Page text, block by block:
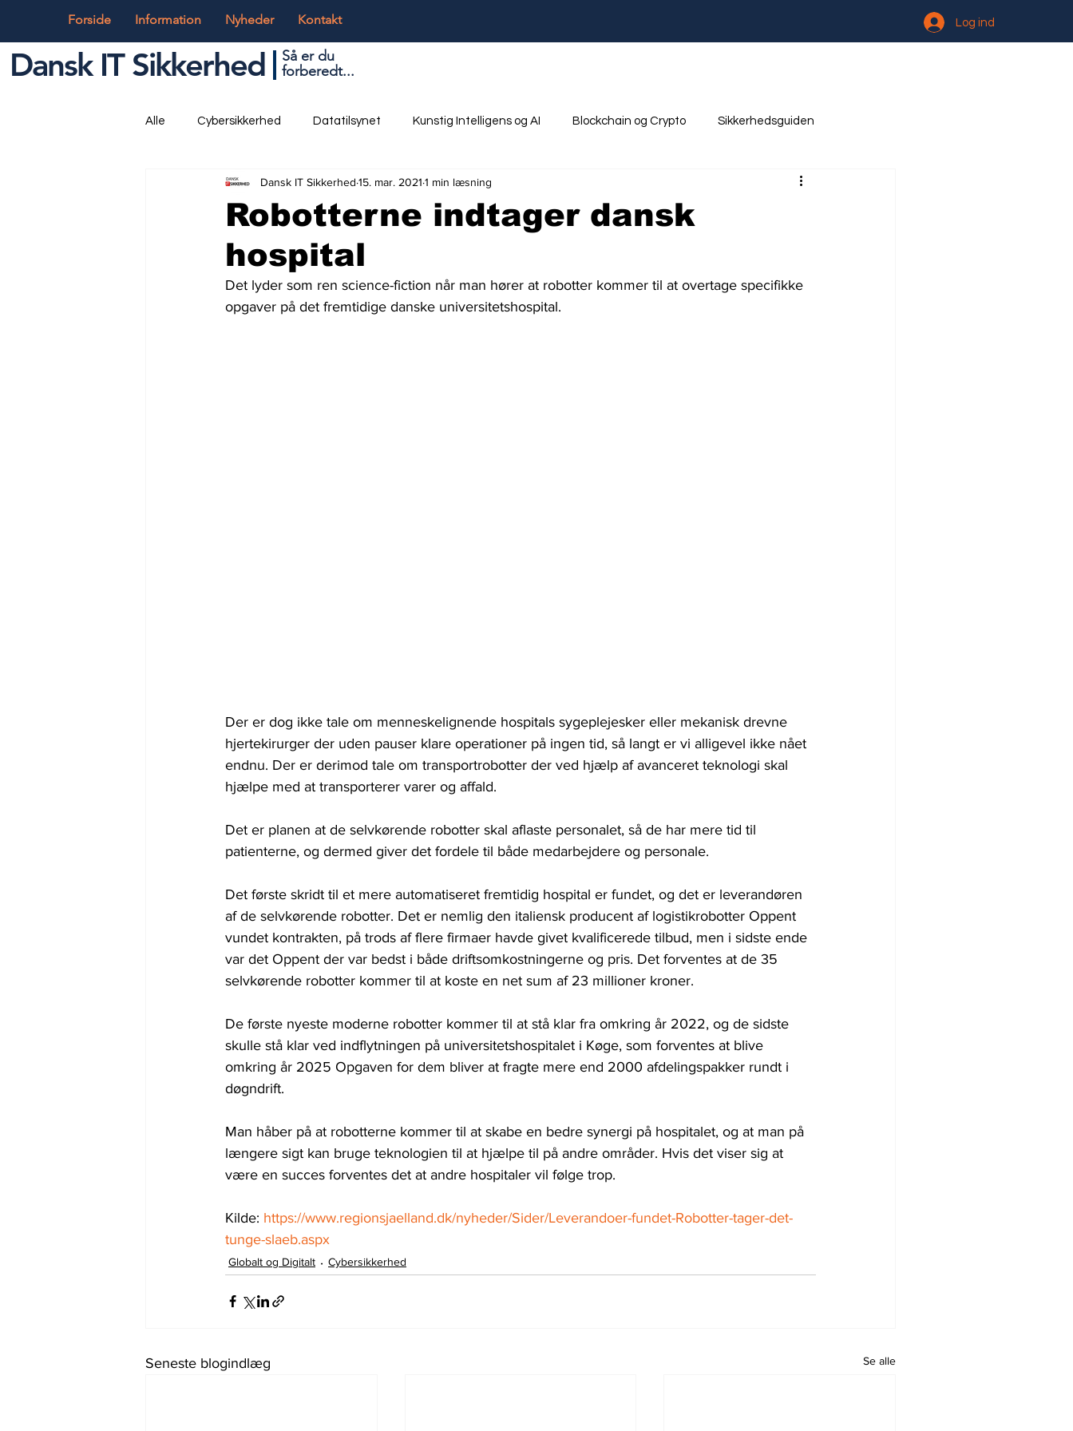
Forside Information Nyheder Kontakt Log ind
Dansk IT Sikkerhed
Så er du
forberedt...
Alle Cybersikkerhed Datatilsynet Kunstig Intelligens og AI Blockchain og Crypto Sikkerhedsguiden
Globalt og Digitalt IT og Teknik Ungdom og Uddannelse
Robotterne indtager dansk
hospital
Dansk IT Sikkerhed 15. mar. 2021 1 min læsning
Det lyder som ren science-fiction når man hører at robotter kommer til at overtage specifikke
opgaver på det fremtidige danske universitetshospital.
Der er dog ikke tale om menneskelignende hospitals sygeplejesker eller mekanisk drevne
hjertekirurger der uden pauser klare operationer på ingen tid, så langt er vi alligevel ikke nået
endnu. Der er derimod tale om transportrobotter der ved hjælp af avanceret teknologi skal
hjælpe med at transporterer varer og affald.
Det er planen at de selvkørende robotter skal aflaste personalet, så de har mere tid til
patienterne, og dermed giver det fordele til både medarbejdere og personale.
Det første skridt til et mere automatiseret fremtidig hospital er fundet, og det er leverandøren
af de selvkørende robotter. Det er nemlig den italiensk producent af logistikrobotter Oppent
vundet kontrakten, på trods af flere firmaer havde givet kvalificerede tilbud, men i sidste ende
var det Oppent der var bedst i både driftsomkostningerne og pris. Det forventes at de 35
selvkørende robotter kommer til at koste en net sum af 23 millioner kroner.
De første nyeste moderne robotter kommer til at stå klar fra omkring år 2022, og de sidste
skulle stå klar ved indflytningen på universitetshospitalet i Køge, som forventes at blive
omkring år 2025 Opgaven for dem bliver at fragte mere end 2000 afdelingspakker rundt i
døgndrift.
Man håber på at robotterne kommer til at skabe en bedre synergi på hospitalet, og at man på
længere sigt kan bruge teknologien til at hjælpe til på andre områder. Hvis det viser sig at
være en succes forventes det at andre hospitaler vil følge trop.
Kilde: https://www.regionsjaelland.dk/nyheder/Sider/Leverandoer-fundet-Robotter-tager-det-
tunge-slaeb.aspx
Globalt og Digitalt Cybersikkerhed
Seneste blogindlæg Se alle